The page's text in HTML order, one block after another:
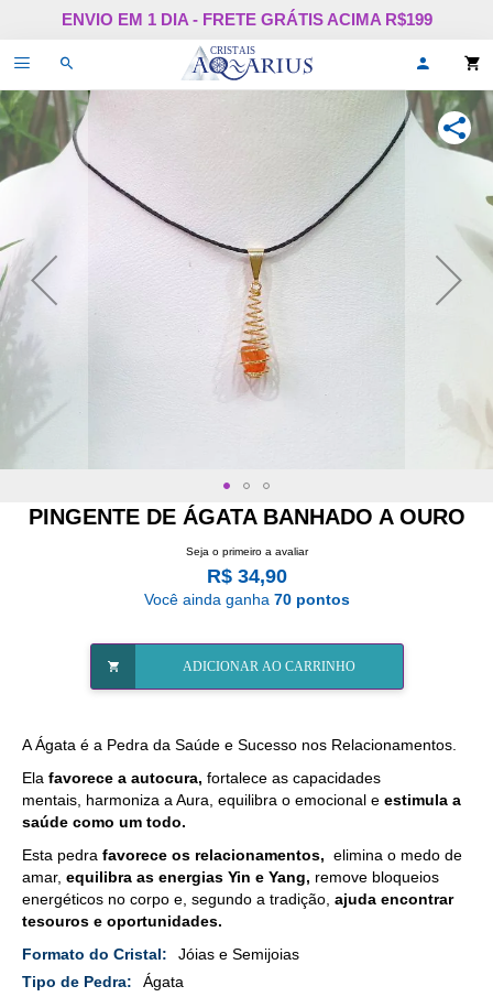
Pular
o
conteúdo
ENVIO EM 1 DIA - FRETE GRÁTIS ACIMA R$199
Alternar
navegação
login
ou
se!
PINGENTE DE ÁGATA BANHADO A OURO
Seja o primeiro a avaliar
R$ 34,90
Você ainda ganha 70 pontos
ADICIONAR AO CARRINHO
A Ágata é a Pedra da Saúde e Sucesso nos Relacionamentos.
Ela favorece a autocura, fortalece as capacidades
mentais, harmoniza a Aura, equilibra o emocional e estimula a
saúde como um todo.
Esta pedra favorece os relacionamentos, elimina o medo de
amar, equilibra as energias Yin e Yang, remove bloqueios
energéticos no corpo e, segundo a tradição, ajuda encontrar
tesouros e oportunidades.
Mais
Detalhes
Jóias e Semijoias
Ágata